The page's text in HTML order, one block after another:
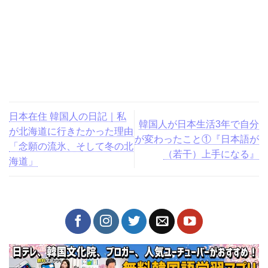
日本在住 韓国人の日記｜私
が北海道に行きたかった理
由「念願の流氷、そして冬
の北海道」
韓国人が日本生活3年で自分
が変わったこと①『日本語
が（若干）上手になる』